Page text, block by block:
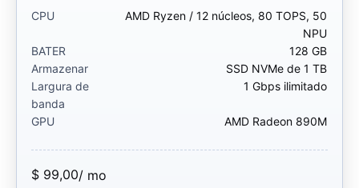
CPU
AMD Ryzen / 12 núcleos, 80 TOPS, 50
NPU
BATER
128 GB
Armazenar
SSD NVMe de 1 TB
Largura de
banda
1 Gbps ilimitado
GPU AMD Radeon 890M
$ 99,00/ mo